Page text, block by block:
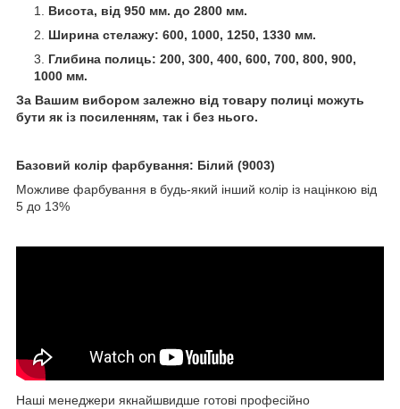
Висота, від 950 мм. до 2800 мм.
Ширина стелажу: 600, 1000, 1250, 1330 мм.
Глибина полиць: 200, 300, 400, 600, 700, 800, 900,
1000 мм.
За Вашим вибором залежно від товару полиці можуть
бути як із посиленням, так і без нього.
Базовий колір фарбування: Білий (9003)
Можливе фарбування в будь-який інший колір із націнкою від
5 до 13%
Наші менеджери якнайшвидше готові професійно